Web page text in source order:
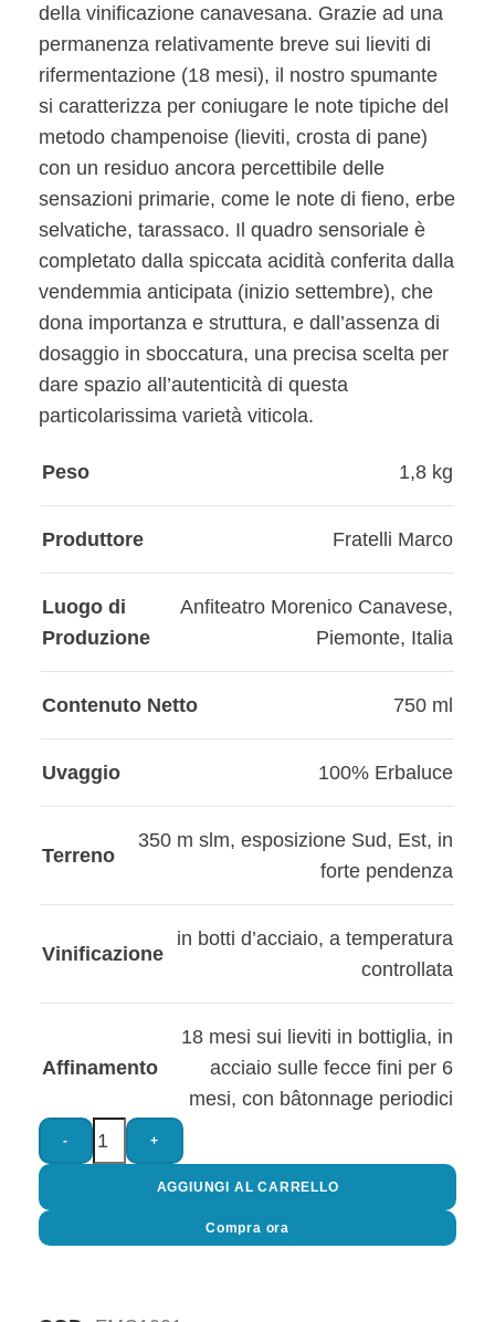
della vinificazione canavesana. Grazie ad una
permanenza relativamente breve sui lieviti di
rifermentazione (18 mesi), il nostro spumante
si caratterizza per coniugare le note tipiche del
metodo champenoise (lieviti, crosta di pane)
con un residuo ancora percettibile delle
sensazioni primarie, come le note di fieno, erbe
selvatiche, tarassaco. Il quadro sensoriale è
completato dalla spiccata acidità conferita dalla
vendemmia anticipata (inizio settembre), che
dona importanza e struttura, e dall’assenza di
dosaggio in sboccatura, una precisa scelta per
dare spazio all’autenticità di questa
particolarissima varietà viticola.
Peso 1,8 kg
Produttore Fratelli Marco
Luogo di
Produzione
Anfiteatro Morenico Canavese,
Piemonte, Italia
Contenuto Netto 750 ml
Uvaggio 100% Erbaluce
Terreno
350 m slm, esposizione Sud, Est, in
forte pendenza
Vinificazione
in botti d’acciaio, a temperatura
controllata
Affinamento
18 mesi sui lieviti in bottiglia, in
acciaio sulle fecce fini per 6
mesi, con bâtonnage periodici
- +
AGGIUNGI AL CARRELLO
Compra ora